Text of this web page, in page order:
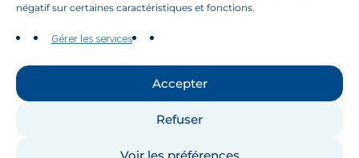
négatif sur certaines caractéristiques et fonctions.
Gérer les services
Accepter
Refuser
Voir les préférences
Contactez-nous